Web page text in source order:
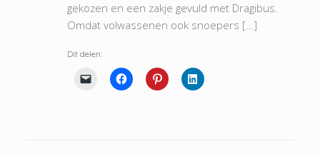
gekozen en een zakje gevuld met Dragibus.
Omdat volwassenen ook snoepers […]
Dit delen: